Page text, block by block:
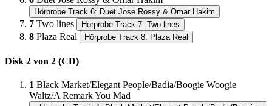
Hörprobe Track 6: Duet Jose Rossy & Omar Hakim
7 Two lines Hörprobe Track 7: Two lines
8 Plaza Real Hörprobe Track 8: Plaza Real
Disk 2 von 2 (CD)
1 Black Market/Elegant People/Badia/Boogie Woogie
Waltz/A Remark You Mad